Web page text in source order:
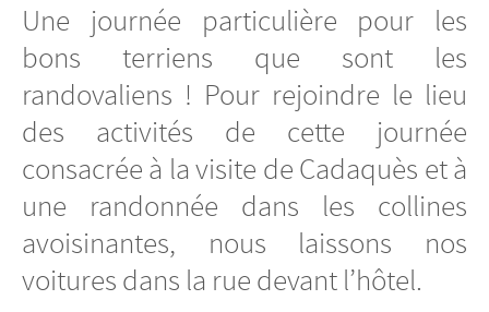
Une journée particulière pour les
bons terriens que sont les
randovaliens ! Pour rejoindre le lieu
des activités de cette journée
consacrée à la visite de Cadaquès et à
une randonnée dans les collines
avoisinantes, nous laissons nos
voitures dans la rue devant l’hôtel.